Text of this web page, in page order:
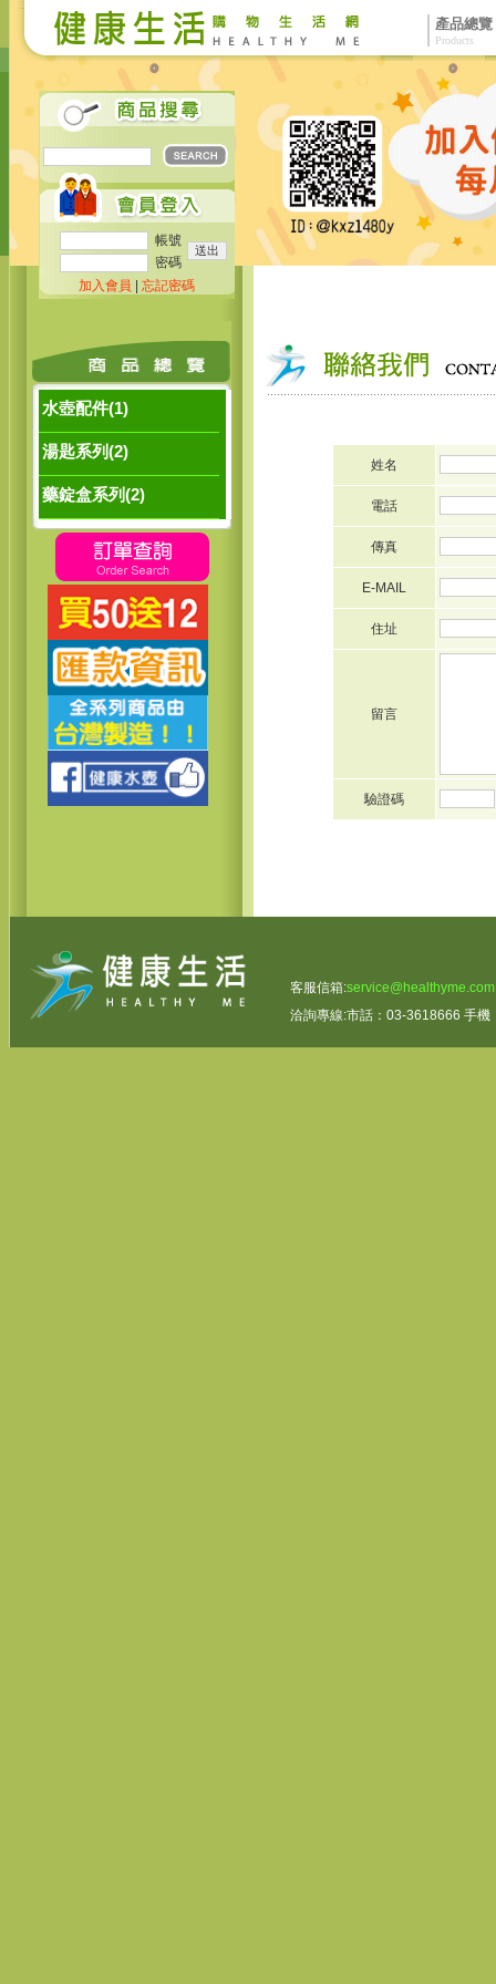
產品總覽
Products
帳號
密碼
加入會員
忘記密碼
水壺配件(1)
湯匙系列(2)
藥錠盒系列(2)
姓名
電話
傳真
E-MAIL
住址
留言
驗證碼
客服信箱:
洽詢專線:市話：03-3618666 手